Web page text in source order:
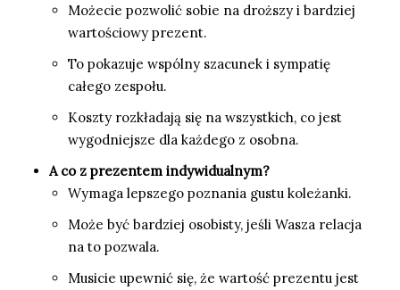
Możecie pozwolić sobie na droższy i bardziej
wartościowy prezent.
To pokazuje wspólny szacunek i sympatię
całego zespołu.
Koszty rozkładają się na wszystkich, co jest
wygodniejsze dla każdego z osobna.
A co z prezentem indywidualnym?
Wymaga lepszego poznania gustu koleżanki.
Może być bardziej osobisty, jeśli Wasza relacja
na to pozwala.
Musicie upewnić się, że wartość prezentu jest